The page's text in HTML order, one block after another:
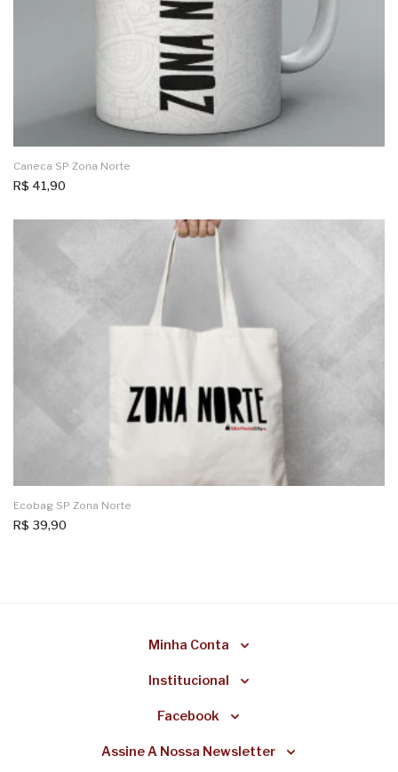
Caneca SP Zona Norte
R$ 41,90
Ecobag SP Zona Norte
R$ 39,90
Minha Conta
Institucional
Facebook
Assine A Nossa Newsletter